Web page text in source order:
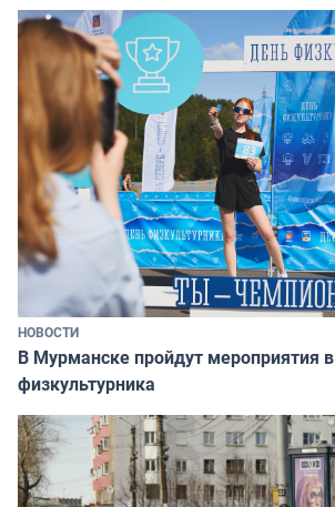
НОВОСТИ
В Мурманске пройдут мероприятия
физкультурника